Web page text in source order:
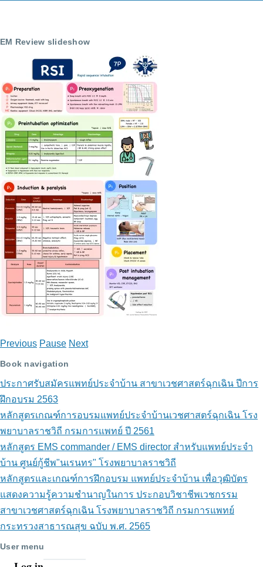
ฝึก
อบรม
แพทย์
ประจำ
บ้าน
เวชศาสตร์
ฉุกเฉิน
กรม
การ
แพทย์
โรง
ราชวิถี
EM Review slideshow
Previous Pause Next
Book navigation
ประกาศรับสมัครแพทย์ประจำบ้าน สาขาเวชศาสตร์ฉุกเฉิน ปีการ
ฝึกอบรม 2563
หลักสูตรเกณฑ์การอบรมแพทย์ประจำบ้านเวชศาสตร์ฉุกเฉิน โรง
พยาบาลราชวิถี กรมการแพทย์ ปี 2561
หลักสูตร EMS commander / EMS director สำหรับแพทย์ประจำ
บ้าน ศูนย์กู้ชีพ"นเรนทร" โรงพยาบาลราชวิถี
หลักสูตรและเกณฑ์การฝึกอบรม แพทย์ประจำบ้าน เพื่อวุฒิบัตร
แสดงความรู้ความชำนาญในการ ประกอบวิชาชีพเวชกรรม
สาขาเวชศาสตร์ฉุกเฉิน โรงพยาบาลราชวิถี กรมการแพทย์
กระทรวงสาธารณสุข ฉบับ พ.ศ. 2565
User menu